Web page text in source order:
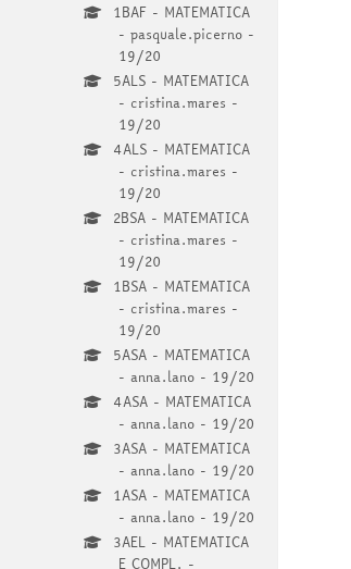
1BAF - MATEMATICA
- pasquale.picerno -
19/20
5ALS - MATEMATICA
- cristina.mares -
19/20
4ALS - MATEMATICA
- cristina.mares -
19/20
2BSA - MATEMATICA
- cristina.mares -
19/20
1BSA - MATEMATICA
- cristina.mares -
19/20
5ASA - MATEMATICA
- anna.lano - 19/20
4ASA - MATEMATICA
- anna.lano - 19/20
3ASA - MATEMATICA
- anna.lano - 19/20
1ASA - MATEMATICA
- anna.lano - 19/20
3AEL - MATEMATICA
E COMPL. -